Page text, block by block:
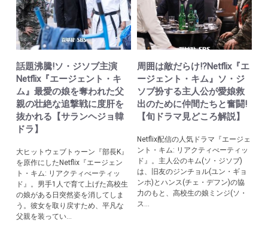
話題沸騰!ソ・ジソブ主演
Netflix『エージェント・キ
ム』最愛の娘を奪われた父
親の壮絶な追撃戦に度肝を
抜かれる【サランヘジョ韓
ドラ】
大ヒットウェブトゥーン『部長K』
を原作にしたNetflix『エージェン
ト・キム: リアクティべーティッ
ド』。男手1人で育て上げた高校生
の娘がある日突然姿を消してしま
う。彼女を取り戻すため、平凡な
父親を装ってい...
周囲は敵だらけ!?Netflix『エ
ージェント・キム』ソ・ジ
ソブ扮する主人公が愛娘救
出のために仲間たちと奮闘!
【旬ドラマ見どころ解説】
Netflix配信の人気ドラマ『エージェ
ント・キム: リアクティべーティッ
ド』。主人公のキム(ソ・ジソブ)
は、旧友のジンチョル(ユン・ギョ
ンホ)とハンス(チェ・デフン)の協
力のもと、高校生の娘ミンジ(ソ・
ス...